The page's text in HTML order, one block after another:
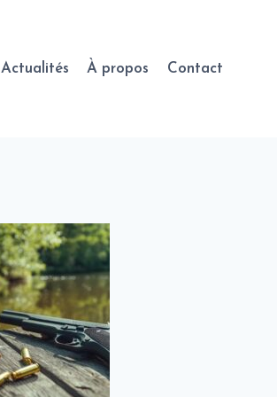
Actualités À propos Contact